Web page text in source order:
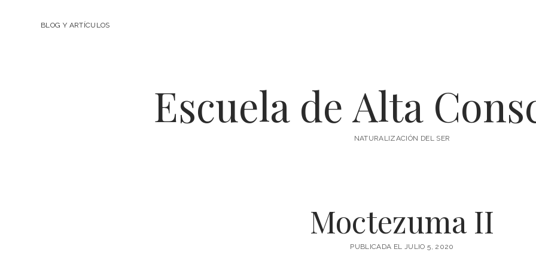
BLOG Y ARTÍCULOS
Escuela de Alta
NATURALIZACIÓN DEL SER
Moctezuma II
PUBLICADA EL JULIO 5, 2020